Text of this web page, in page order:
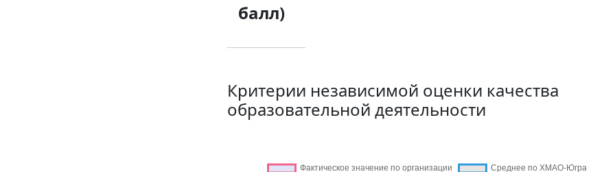
балл)
Критерии независимой оценки качества
образовательной деятельности